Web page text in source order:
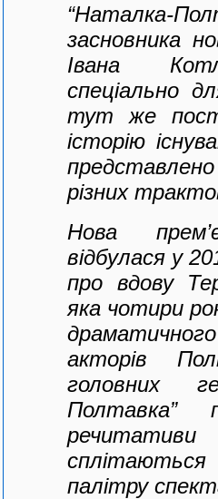
“Наталка-
засновника
Івана
спеціально
тут же
історію
різних
Нова
відбулася у
про вдову
яка чотири
акторів
головних
Полтавка”
палітру